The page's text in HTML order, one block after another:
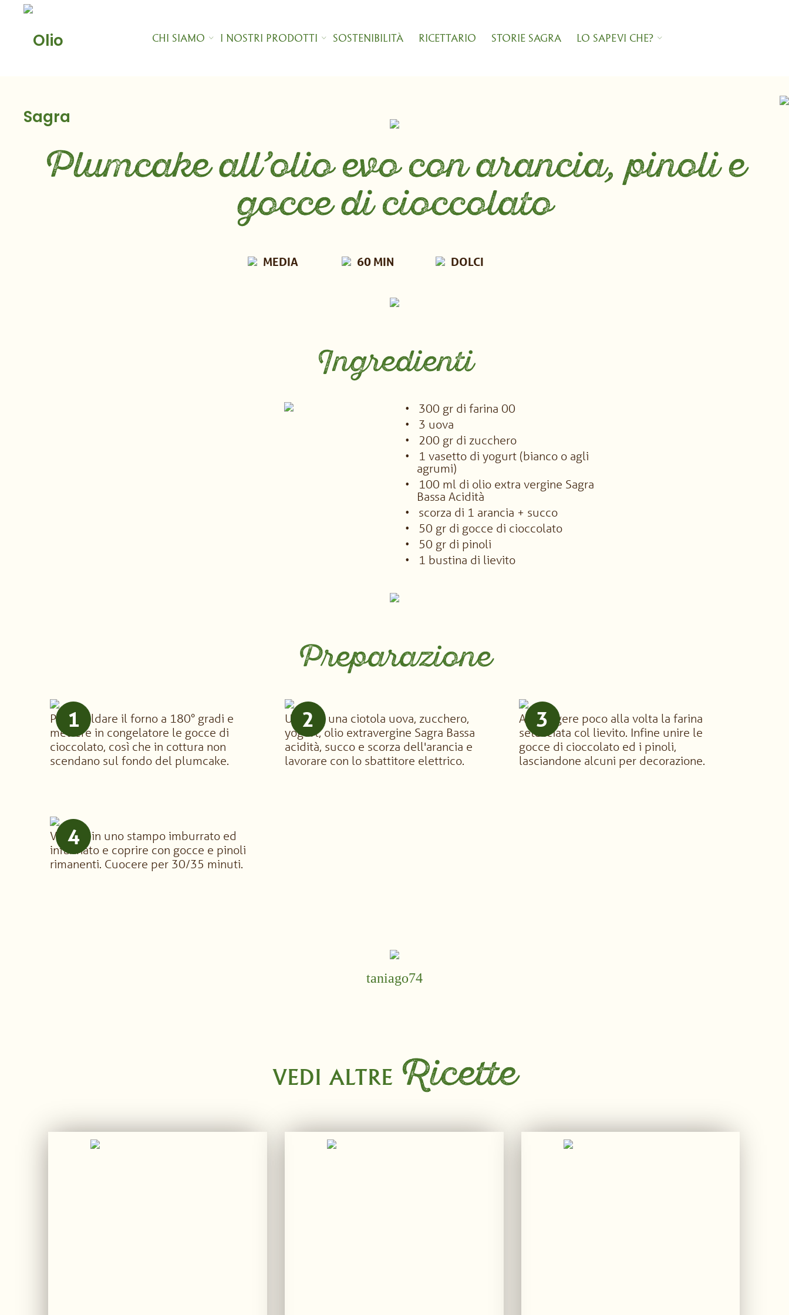
content
CHI SIAMO I NOSTRI PRODOTTI SOSTENIBILITÀ RICETTARIO STORIE SAGRA LO SAPEVI CHE?
Plumcake all’olio evo con arancia, pinoli e
gocce di cioccolato
MEDIA 60 MIN DOLCI
Ingredienti
300 gr di farina 00
3 uova
200 gr di zucchero
1 vasetto di yogurt (bianco o agli
agrumi)
100 ml di olio extra vergine Sagra
Bassa Acidità
scorza di 1 arancia + succo
50 gr di gocce di cioccolato
50 gr di pinoli
1 bustina di lievito
Preparazione
1
Preriscaldare il forno a 180° gradi e
mettere in congelatore le gocce di
cioccolato, così che in cottura non
scendano sul fondo del plumcake.
2
Unire in una ciotola uova, zucchero,
yogurt, olio extravergine Sagra Bassa
acidità, succo e scorza dell'arancia e
lavorare con lo sbattitore elettrico.
3
Aggiungere poco alla volta la farina
setacciata col lievito. Infine unire le
gocce di cioccolato ed i pinoli,
lasciandone alcuni per decorazione.
4
Versare in uno stampo imburrato ed
infarinato e coprire con gocce e pinoli
rimanenti. Cuocere per 30/35 minuti.
taniago74
VEDI ALTRE Ricette